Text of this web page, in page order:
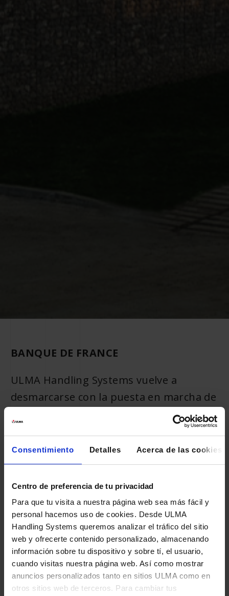
Consentimiento Detalles Acerca de las cookies
Centro de preferencia de tu privacidad
Para que tu visita a nuestra página web sea más fácil y
personal hacemos uso de cookies. Desde ULMA
Handling Systems queremos analizar el tráfico del sitio
web y ofrecerte contenido personalizado, almacenando
información sobre tu dispositivo y sobre tí, el usuario,
cuando visitas nuestra página web. Así como mostrar
anuncios personalizados tanto en sitios ULMA como en
otros sitios web de terceros. Para cambiar tus
BANQUE DE FRANCE
ULMA Handling Systems vuelve a
desmarcarse con la puesta en marcha de
un proyecto logístico innovador,
tecnológico en un reto único en la zona
Euro.
El CEFINOF aúna lo
mejor de la seguridad